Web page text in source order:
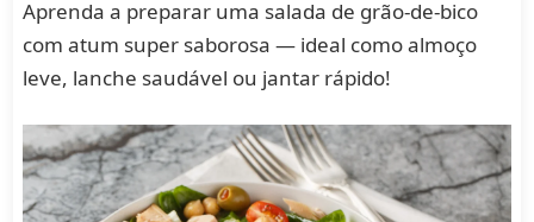
Aprenda a preparar uma salada de grão-de-bico
com atum super saborosa — ideal como almoço
leve, lanche saudável ou jantar rápido!